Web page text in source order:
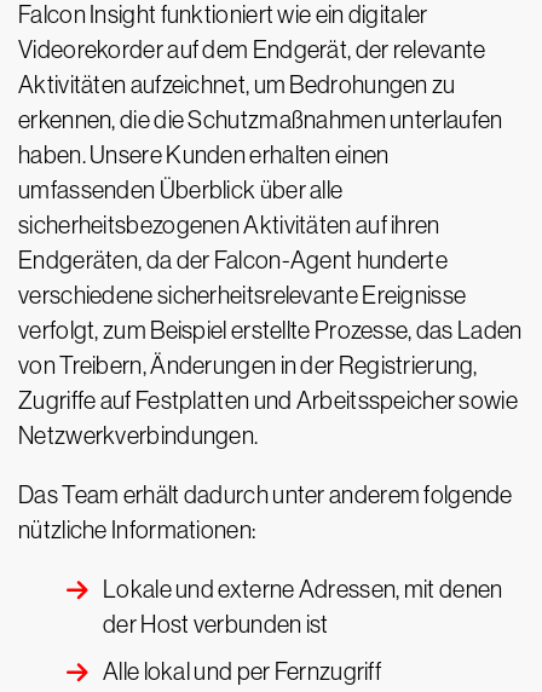
Falcon Insight funktioniert wie ein digitaler
Videorekorder auf dem Endgerät, der relevante
Aktivitäten aufzeichnet, um Bedrohungen zu
erkennen, die die Schutzmaßnahmen unterlaufen
haben. Unsere Kunden erhalten einen
umfassenden Überblick über alle
sicherheitsbezogenen Aktivitäten auf ihren
Endgeräten, da der Falcon-Agent hunderte
verschiedene sicherheitsrelevante Ereignisse
verfolgt, zum Beispiel erstellte Prozesse, das Laden
von Treibern, Änderungen in der Registrierung,
Zugriffe auf Festplatten und Arbeitsspeicher sowie
Netzwerkverbindungen.
Das Team erhält dadurch unter anderem folgende
nützliche Informationen:
Lokale und externe Adressen, mit denen
der Host verbunden ist
Alle lokal und per Fernzugriff